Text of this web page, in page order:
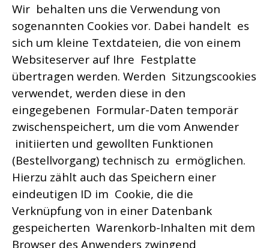
Wir behalten uns die Verwendung von
sogenannten Cookies vor. Dabei handelt es
sich um kleine Textdateien, die von einem
Websiteserver auf Ihre Festplatte
übertragen werden. Werden Sitzungscookies
verwendet, werden diese in den
eingegebenen Formular-Daten temporär
zwischenspeichert, um die vom Anwender
initiierten und gewollten Funktionen
(Bestellvorgang) technisch zu ermöglichen.
Hierzu zählt auch das Speichern einer
eindeutigen ID im Cookie, die die
Verknüpfung von in einer Datenbank
gespeicherten Warenkorb-Inhalten mit dem
Browser des Anwenders zwingend